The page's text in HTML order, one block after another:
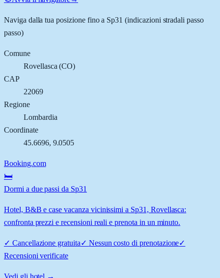
Naviga dalla tua posizione fino a Sp31 (indicazioni stradali passo
passo)
Comune
Rovellasca (CO)
CAP
22069
Regione
Lombardia
Coordinate
45.6696, 9.0505
Booking.com
🛏️
Dormi a due passi da Sp31
Hotel, B&B e case vacanza vicinissimi a Sp31, Rovellasca:
confronta prezzi e recensioni reali e prenota in un minuto.
✓ Cancellazione gratuita✓ Nessun costo di prenotazione✓
Recensioni verificate
Vedi gli hotel →